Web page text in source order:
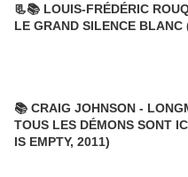
📃📚 LOUIS-FRÉDÉRIC
LE GRAND SILENCE BLANC
📚 CRAIG JOHNSON -
TOUS LES DÉMONS SONT
IS EMPTY, 2011)